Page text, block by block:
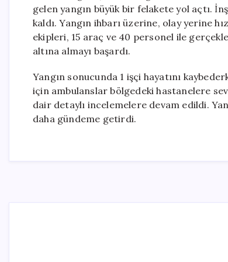
gelen yangın büyük bir felakete yol açtı.
kaldı. Yangın ihbarı üzerine, olay yerine
ekipleri, 15 araç ve 40 personel ile
altına almayı başardı.
Yangın sonucunda 1 işçi hayatını
için ambulanslar bölgedeki hastanelere
dair detaylı incelemelere devam edildi.
daha gündeme getirdi.